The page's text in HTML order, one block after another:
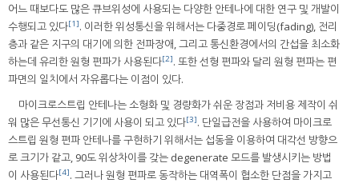
어느 때보다도 많은 큐브위성에 사용되는 다양한 안테나에 대한 연구 및 개발이
수행되고 있다[1]. 이러한 위성통신을 위해서는 다중경로 페이딩(fading), 전리
층과 같은 지구의 대기에 의한 전파장애, 그리고 통신환경에서의 간섭을 최소화
하는데 유리한 원형 편파가 사용된다[2]. 또한 선형 편파와 달리 원형 편파는 편
파면의 일치에서 자유롭다는 이점이 있다.
마이크로스트립 안테나는 소형화 및 경량화가 쉬운 장점과 저비용 제작이 쉬
워 많은 무선통신 기기에 사용이 되고 있다[3]. 단일급전을 사용하여 마이크로
스트립 원형 편파 안테나를 구현하기 위해서는 섭동을 이용하여 대각선 방향으
로 크기가 같고, 90도 위상차이를 갖는 degenerate 모드를 발생시키는 방법
이 사용된다[4]. 그러나 원형 편파로 동작하는 대역폭이 협소한 단점을 가지고